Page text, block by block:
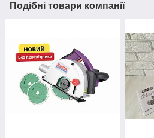
Подібні товари компанії